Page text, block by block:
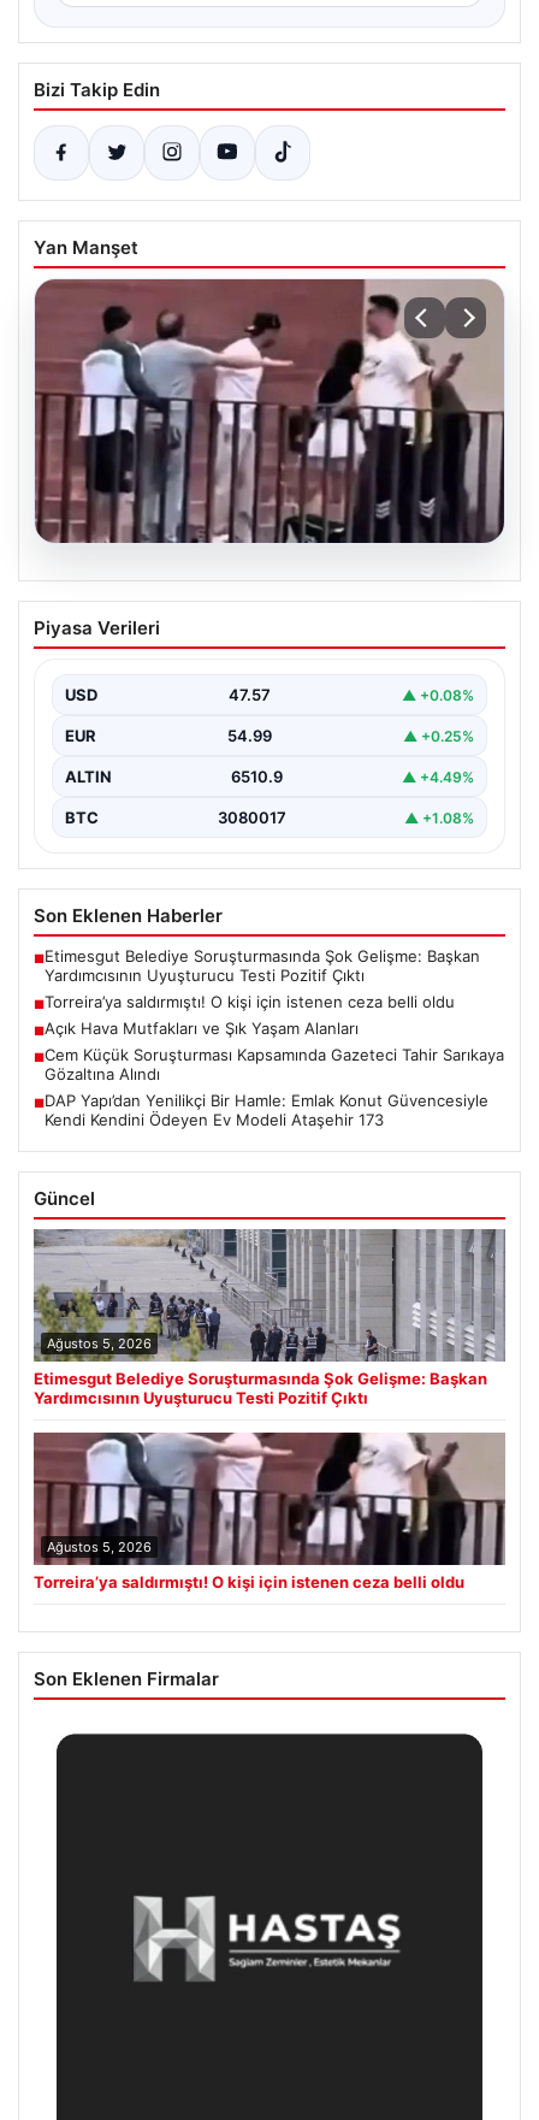
Bizi Takip Edin
Yan Manşet
05.08.2026
Torreira’ya saldırmıştı! O kişi için
istenen ceza belli oldu
Piyasa Verileri
USD 47.57 ▲ +0.08%
EUR 54.99 ▲ +0.25%
ALTIN 6510.9 ▲ +4.49%
BTC 3080017 ▲ +1.08%
Son Eklenen Haberler
■Etimesgut Belediye Soruşturmasında Şok Gelişme: Başkan
Yardımcısının Uyuşturucu Testi Pozitif Çıktı
■Torreira’ya saldırmıştı! O kişi için istenen ceza belli oldu
■Açık Hava Mutfakları ve Şık Yaşam Alanları
■Cem Küçük Soruşturması Kapsamında Gazeteci Tahir Sarıkaya
Gözaltına Alındı
■DAP Yapı’dan Yenilikçi Bir Hamle: Emlak Konut Güvencesiyle
Kendi Kendini Ödeyen Ev Modeli Ataşehir 173
Güncel
Ağustos 5, 2026
Etimesgut Belediye Soruşturmasında Şok Gelişme: Başkan
Yardımcısının Uyuşturucu Testi Pozitif Çıktı
Ağustos 5, 2026
Torreira’ya saldırmıştı! O kişi için istenen ceza belli oldu
Son Eklenen Firmalar